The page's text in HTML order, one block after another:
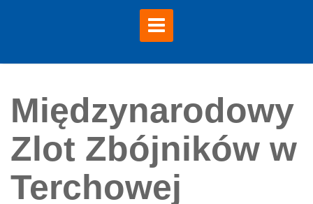
Międzynarodowy Zlot Zbójników w Terchowej
Międzynarodowy
Zlot Zbójników w
Terchowej